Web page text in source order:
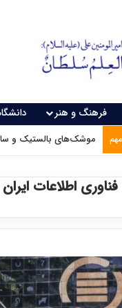
فرهنگ و هنر
موشک‌های بالستیک و
اطلاعات ایران